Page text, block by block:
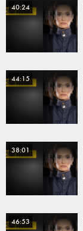
40:24
44:15
38:01
46:53